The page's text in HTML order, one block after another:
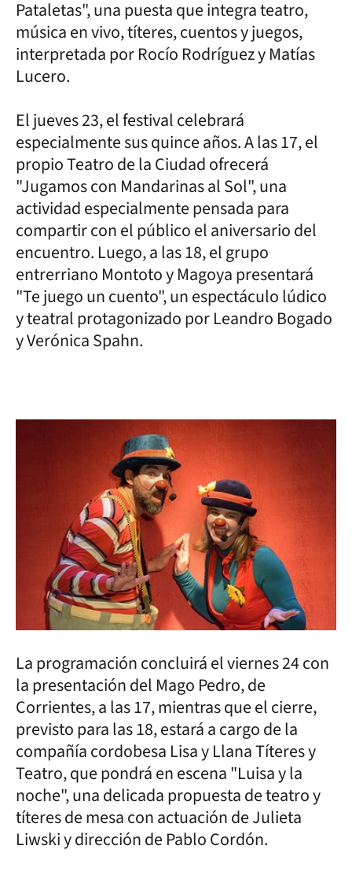
Pataletas", una puesta que integra teatro,
música en vivo, títeres, cuentos y juegos,
interpretada por Rocío Rodríguez y Matías
Lucero.
El jueves 23, el festival celebrará
especialmente sus quince años. A las 17, el
propio Teatro de la Ciudad ofrecerá
"Jugamos con Mandarinas al Sol", una
actividad especialmente pensada para
compartir con el público el aniversario del
encuentro. Luego, a las 18, el grupo
entrerriano Montoto y Magoya presentará
"Te juego un cuento", un espectáculo lúdico
y teatral protagonizado por Leandro Bogado
y Verónica Spahn.
La programación concluirá el viernes 24 con
la presentación del Mago Pedro, de
Corrientes, a las 17, mientras que el cierre,
previsto para las 18, estará a cargo de la
compañía cordobesa Lisa y Llana Títeres y
Teatro, que pondrá en escena "Luisa y la
noche", una delicada propuesta de teatro y
títeres de mesa con actuación de Julieta
Liwski y dirección de Pablo Cordón.